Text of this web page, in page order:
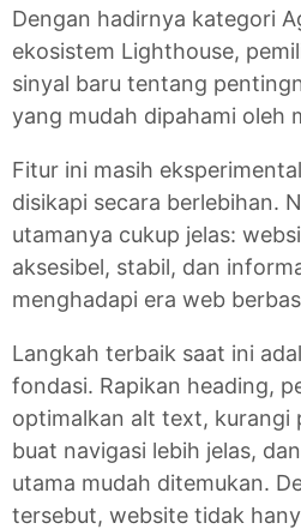
Dengan hadirnya kategori
ekosistem Lighthouse,
sinyal baru tentang
yang mudah dipahami oleh
Fitur ini masih
disikapi secara berlebihan.
utamanya cukup jelas:
aksesibel, stabil, dan
menghadapi era web
Langkah terbaik saat ini
fondasi. Rapikan heading,
optimalkan alt text, kurangi
buat navigasi lebih jelas,
utama mudah ditemukan.
tersebut, website tidak